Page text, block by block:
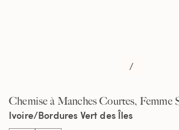
/
Chemise à Manches Courtes, Femme
Ivoire/Bordures Vert des Îles